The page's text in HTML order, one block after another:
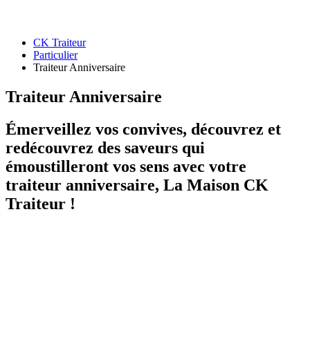
CK Traiteur
Particulier
Traiteur Anniversaire
Traiteur Anniversaire
Émerveillez vos convives, découvrez et
redécouvrez des saveurs qui
émoustilleront vos sens avec votre
traiteur anniversaire, La Maison CK
Traiteur !